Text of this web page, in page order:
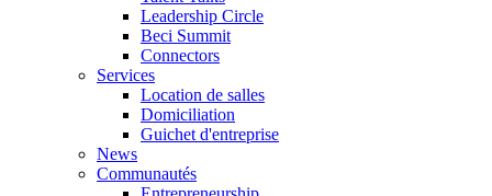
Leadership Circle
Beci Summit
Connectors
Services
Location de salles
Domiciliation
Guichet d'entreprise
News
Communautés